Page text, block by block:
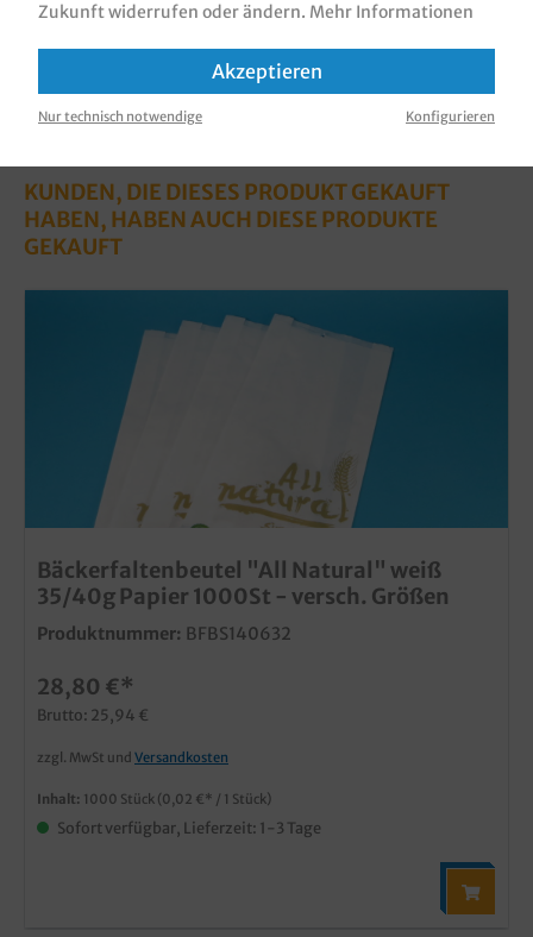
KUNDEN, DIE DIESES PRODUKT GEKAUFT
HABEN, HABEN AUCH DIESE PRODUKTE
GEKAUFT
Bäckerfaltenbeutel "All Natural" weiß
35/40g Papier 1000St - versch. Größen
Produktnummer: BFBS140632
28,80 €*
Brutto: 25,94 €
zzgl. MwSt und Versandkosten
Inhalt: 1000 Stück (0,02 €* / 1 Stück)
Sofort verfügbar, Lieferzeit: 1-3 Tage
Zukunft widerrufen oder ändern. Mehr Informationen
Akzeptieren
Nur technisch notwendige Konfigurieren